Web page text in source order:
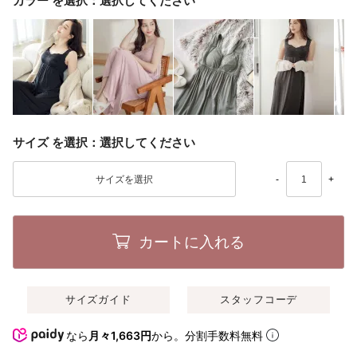
サイズ 選択してください
- +
カートに入れる
サイズガイド スタッフコーデ
なら 月々1,663円から。分割手数料無料